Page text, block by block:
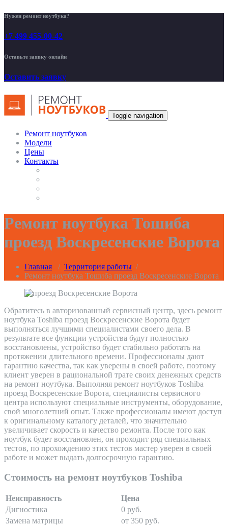
Нужен ремонт ноутбука?
+7 499 455-00-42
Оставьте заявку онлайн
Оставить заявку
Toggle navigation
Ремонт ноутбуков
Модели
Цены
Контакты
Ремонт ноутбука Тошиба
проезд Воскресенские Ворота
Главная / Территория работы /
Ремонт ноутбука Тошиба проезд Воскресенские Ворота
Обратитесь в авторизованный сервисный центр, здесь ремонт
ноутбука Toshiba проезд Воскресенские Ворота будет
выполняться лучшими специалистами своего дела. В
результате все функции устройства будут полностью
восстановлены, устройство будет стабильно работать на
протяжении длительного времени. Профессионалы дают
гарантию качества, так как уверены в своей работе, поэтому
клиент уверен в рациональной трате своих денежных средств
на ремонт ноутбука. Выполняя ремонт ноутбуков Toshiba
проезд Воскресенские Ворота, специалисты сервисного
центра используют специальные инструменты, оборудование,
свой многолетний опыт. Также профессионалы имеют доступ
к оригинальному каталогу деталей, что значительно
увеличивает скорость и качество ремонта. После того как
ноутбук будет восстановлен, он проходит ряд специальных
тестов, по прохождению этих тестов мастер уверен в своей
работе и может выдать долгосрочную гарантию.
Стоимость на ремонт ноутбуков Toshiba
Неисправность
Цена
Дигностика
0 руб.
Замена матрицы
от 350 руб.